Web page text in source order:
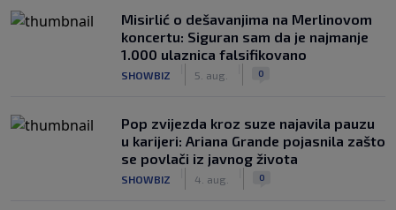
Misirlić o dešavanjima na Merlinovom
koncertu: Siguran sam da je najmanje
1.000 ulaznica falsifikovano
SHOWBIZ 5. aug. 0
Pop zvijezda kroz suze najavila pauzu
u karijeri: Ariana Grande pojasnila zašto
se povlači iz javnog života
SHOWBIZ 4. aug. 0